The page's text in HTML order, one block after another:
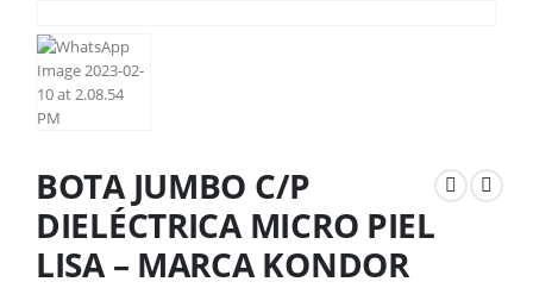
BOTA JUMBO C/P
DIELÉCTRICA MICRO PIEL
LISA – MARCA KONDOR